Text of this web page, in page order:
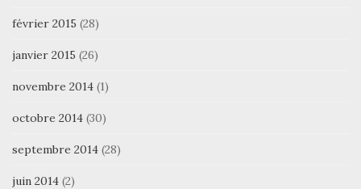
février 2015 (28)
janvier 2015 (26)
novembre 2014 (1)
octobre 2014 (30)
septembre 2014 (28)
juin 2014 (2)